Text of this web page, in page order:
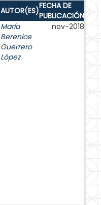
AUTOR(ES)FECHA DE
PUBLICACIÓN
María
Berenice
Guerrero
López
nov-2018